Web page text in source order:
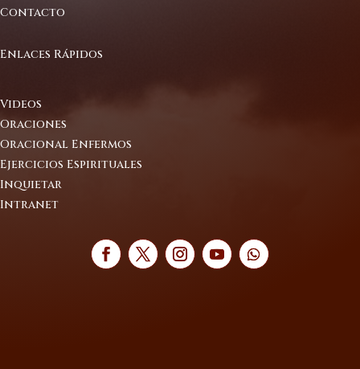
Contacto
Enlaces Rápidos
Videos
Oraciones
Oracional Enfermos
Ejercicios Espirituales
Inquietar
Intranet